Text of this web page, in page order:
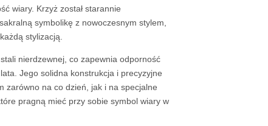
wiary. Krzyż został starannie
symbolikę z nowoczesnym stylem,
stylizacją.
nierdzewnej, co zapewnia odporność
Jego solidna konstrukcja i precyzyjne
zarówno na co dzień, jak i na specjalne
pragną mieć przy sobie symbol wiary w